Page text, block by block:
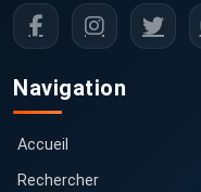
Navigation
Accueil
Rechercher